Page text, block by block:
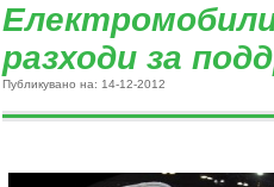
разходи за
Публикувано на: 14-12-2012